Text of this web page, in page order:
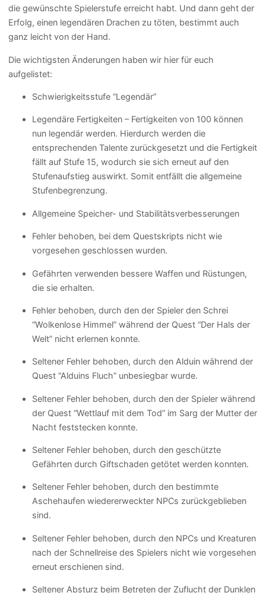
die gewünschte Spielerstufe erreicht habt. Und dann geht der
Erfolg, einen legendären Drachen zu töten, bestimmt auch
ganz leicht von der Hand.
Die wichtigsten Änderungen haben wir hier für euch
aufgelistet:
Schwierigkeitsstufe “Legendär”
Legendäre Fertigkeiten – Fertigkeiten von 100 können
nun legendär werden. Hierdurch werden die
entsprechenden Talente zurückgesetzt und die Fertigkeit
fällt auf Stufe 15, wodurch sie sich erneut auf den
Stufenaufstieg auswirkt. Somit entfällt die allgemeine
Stufenbegrenzung.
Allgemeine Speicher- und Stabilitätsverbesserungen
Fehler behoben, bei dem Questskripts nicht wie
vorgesehen geschlossen wurden.
Gefährten verwenden bessere Waffen und Rüstungen,
die sie erhalten.
Fehler behoben, durch den der Spieler den Schrei
“Wolkenlose Himmel” während der Quest “Der Hals der
Welt” nicht erlernen konnte.
Seltener Fehler behoben, durch den Alduin während der
Quest “Alduins Fluch” unbesiegbar wurde.
Seltener Fehler behoben, durch den der Spieler während
der Quest “Wettlauf mit dem Tod” im Sarg der Mutter der
Nacht feststecken konnte.
Seltener Fehler behoben, durch den geschützte
Gefährten durch Giftschaden getötet werden konnten.
Seltener Fehler behoben, durch den bestimmte
Aschehaufen wiedererweckter NPCs zurückgeblieben
sind.
Seltener Fehler behoben, durch den NPCs und Kreaturen
nach der Schnellreise des Spielers nicht wie vorgesehen
erneut erschienen sind.
Seltener Absturz beim Betreten der Zuflucht der Dunklen